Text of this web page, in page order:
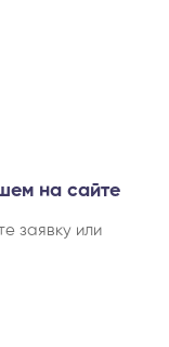
на сайте
заявку или